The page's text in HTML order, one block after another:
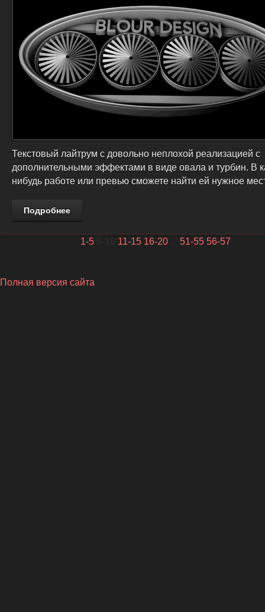
Текстовый лайтрум с довольно неплохой реализацией с
дополнительными эффектами в виде овала и турбин. В
нибудь работе или превью сможете найти ей нужное
Подробнее
1-5 11-15 16-20 51-55 56-57
Полная версия сайта